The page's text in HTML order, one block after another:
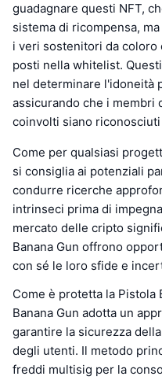
guadagnare questi NFT,
sistema di ricompensa,
i veri sostenitori da
posti nella whitelist.
nel determinare l'idoneità
assicurando che i membri
coinvolti siano
Come per qualsiasi
si consiglia ai potenziali
condurre ricerche
intrinseci prima di
mercato delle cripto
Banana Gun offrono
con sé le loro sfide e
Come è protetta la Pistola
Banana Gun adotta un
garantire la sicurezza
degli utenti. Il metodo
freddi multisig per la